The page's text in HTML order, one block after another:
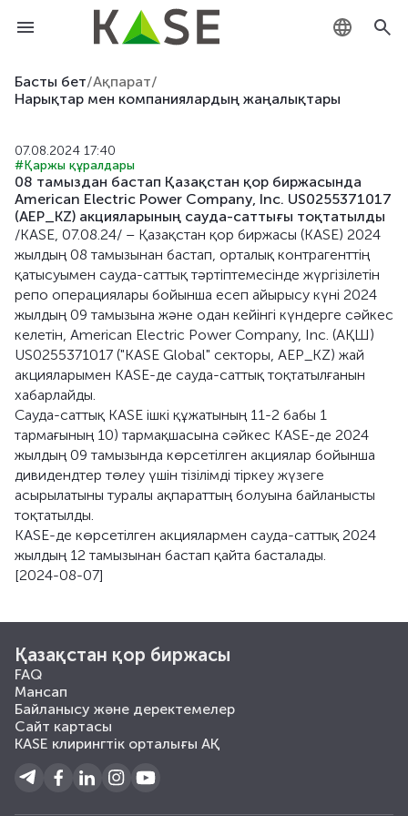
Басты бет/Ақпарат/
Нарықтар мен компаниялардың жаңалықтары
07.08.2024 17:40
#Қаржы құралдары
08 тамыздан бастап Қазақстан қор биржасында
American Electric Power Company, Inc. US0255371017
(AEP_KZ) акцияларының сауда-саттығы тоқтатылды
/KASE, 07.08.24/ – Қазақстан қор биржасы (KASE) 2024
жылдың 08 тамызынан бастап, орталық контрагенттің
қатысуымен сауда-саттық тәртіптемесінде жүргізілетін
репо операциялары бойынша есеп айырысу күні 2024
жылдың 09 тамызына және одан кейінгі күндерге сәйкес
келетін, American Electric Power Company, Inc. (АҚШ)
US0255371017 ("KASE Global" секторы, AEP_KZ) жай
акцияларымен KASE-де сауда-саттық тоқтатылғанын
хабарлайды.
Сауда-саттық KASE ішкі құжатының 11-2 бабы 1
тармағының 10) тармақшасына сәйкес KASE-де 2024
жылдың 09 тамызында көрсетілген акциялар бойынша
дивидендтер төлеу үшін тізілімді тіркеу жүзеге
асырылатыны туралы ақпараттың болуына байланысты
тоқтатылды.
KASE-де көрсетілген акциялармен сауда-саттық 2024
жылдың 12 тамызынан бастап қайта басталады.
[2024-08-07]
Қазақстан қор биржасы
FAQ
Мансап
Байланысу және деректемелер
Сайт картасы
KASE клирингтік орталығы АҚ